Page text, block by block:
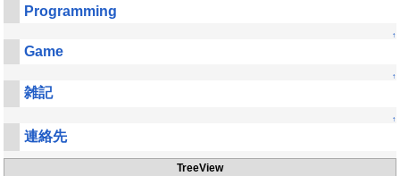
Programming
↑
Game
↑
雑記
↑
連絡先
TreeView